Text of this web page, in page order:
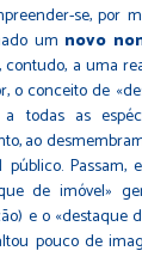
se, por
um novo
contudo, a uma
o conceito de
todas as
ao
Passam,
de imóvel»
e o «destaque
pouco de